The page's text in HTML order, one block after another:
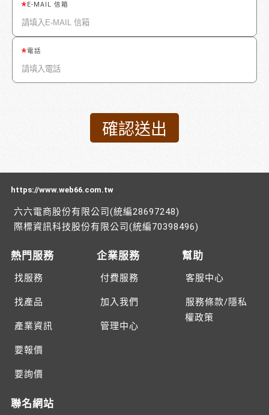
E-MAIL 信箱
電話
https://www.web66.com.tw
六六電商股份有限公司(統編28697248)
際標資訊科技股份有限公司(統編70398496)
熱門服務
找服務
找產品
產業資訊
要報價
要詢價
企業服務
付費服務
加入我們
管理中心
幫助
客服中心
服務條款/隱私
權政策
聯名網站